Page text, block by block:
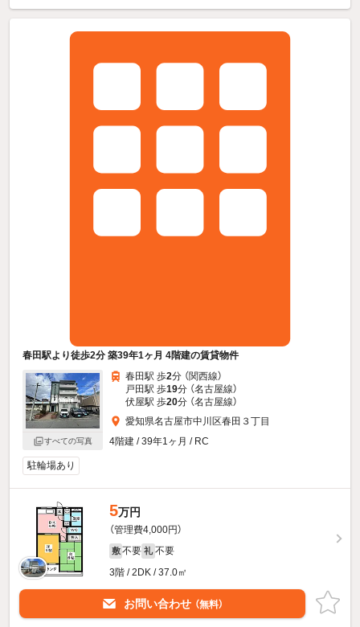
春田駅より徒歩2分 築39年1ヶ月 4階建の賃貸物件
すべての写真
春田駅 歩2分 （関西線）
戸田駅 歩19分 （名古屋線）
伏屋駅 歩20分 （名古屋線）
愛知県名古屋市中川区春田３丁目
4階建 / 39年1ヶ月 / RC
駐輪場あり
5万円
（管理費4,000円）
敷 不要 礼 不要
3階 / 2DK / 37.0㎡
お問い合わせ （無料）